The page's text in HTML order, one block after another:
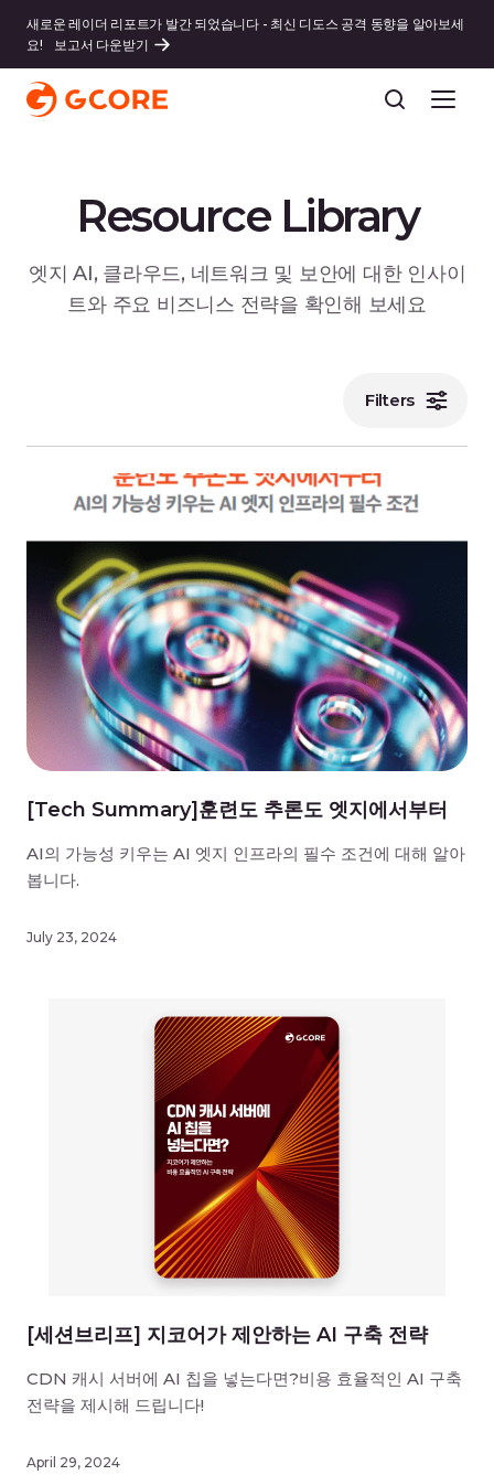
새로운 레이더 리포트가 발간 되었습니다 - 최신 디도스 공격 동향을 알아보세
요!
보고서 다운받기
Resource Library
엣지 AI, 클라우드, 네트워크 및 보안에 대한 인사이
트와 주요 비즈니스 전략을 확인해 보세요
Filters
[Tech Summary]훈련도 추론도 엣지에서부터
AI의 가능성 키우는 AI 엣지 인프라의 필수 조건에 대해 알아
봅니다.
July 23, 2024
[세션브리프] 지코어가 제안하는 AI 구축 전략
CDN 캐시 서버에 AI 칩을 넣는다면?비용 효율적인 AI 구축
전략을 제시해 드립니다!
April 29, 2024